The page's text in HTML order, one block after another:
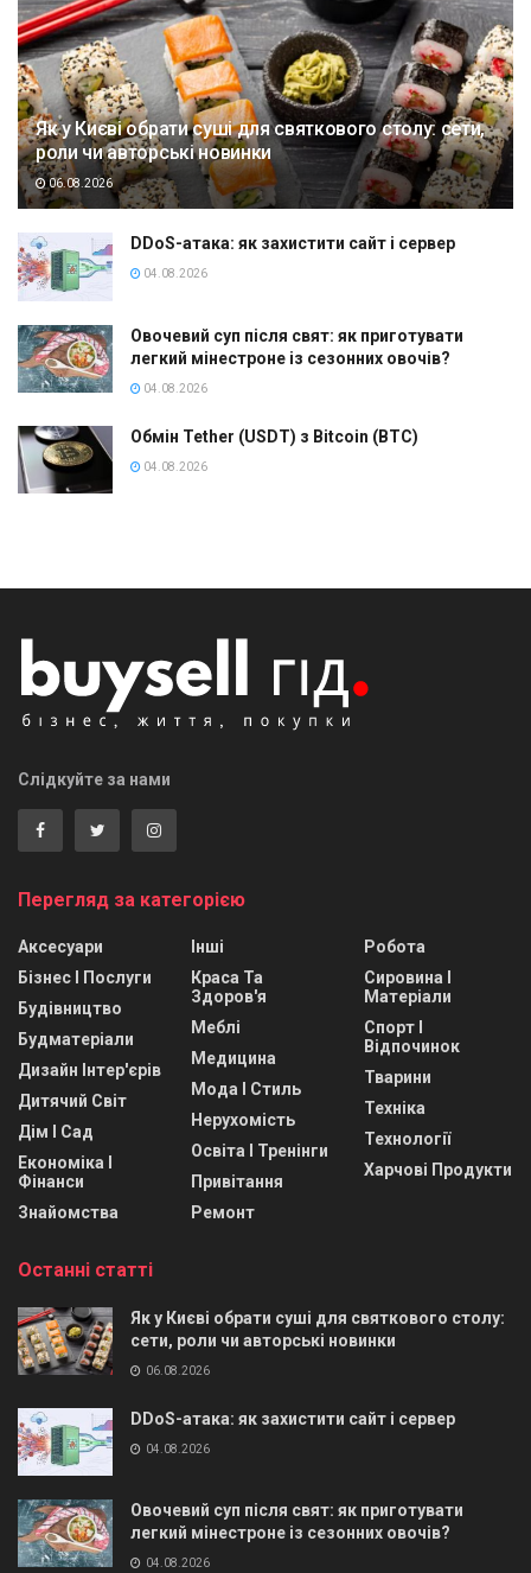
Як у Києві обрати суші для святкового столу: сети,
роли чи авторські новинки
06.08.2026
DDoS-атака: як захистити сайт і сервер
04.08.2026
Овочевий суп після свят: як приготувати
легкий мінестроне із сезонних овочів?
04.08.2026
Обмін Tether (USDT) з Bitcoin (BTC)
04.08.2026
Слідкуйте за нами
Перегляд за категорією
Аксесуари
Бізнес І Послуги
Будівництво
Будматеріали
Дизайн Інтер'єрів
Дитячий Світ
Дім І Сад
Економіка І
Фінанси
Знайомства
Інші
Краса Та
Здоров'я
Меблі
Медицина
Мода І Стиль
Нерухомість
Освіта І Тренінги
Привітання
Ремонт
Робота
Сировина І
Матеріали
Спорт І
Відпочинок
Тварини
Техніка
Технології
Харчові Продукти
Останні статті
Як у Києві обрати суші для святкового столу:
сети, роли чи авторські новинки
06.08.2026
DDoS-атака: як захистити сайт і сервер
04.08.2026
Овочевий суп після свят: як приготувати
легкий мінестроне із сезонних овочів?
04.08.2026